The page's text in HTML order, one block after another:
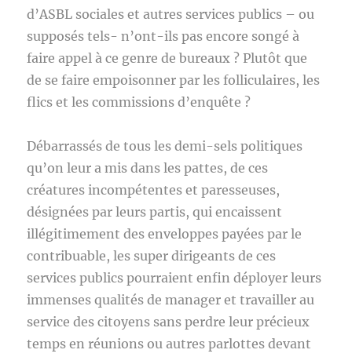
d’ASBL sociales et autres services publics – ou
supposés tels- n’ont-ils pas encore songé à
faire appel à ce genre de bureaux ? Plutôt que
de se faire empoisonner par les folliculaires, les
flics et les commissions d’enquête ?
Débarrassés de tous les demi-sels politiques
qu’on leur a mis dans les pattes, de ces
créatures incompétentes et paresseuses,
désignées par leurs partis, qui encaissent
illégitimement des enveloppes payées par le
contribuable, les super dirigeants de ces
services publics pourraient enfin déployer leurs
immenses qualités de manager et travailler au
service des citoyens sans perdre leur précieux
temps en réunions ou autres parlottes devant